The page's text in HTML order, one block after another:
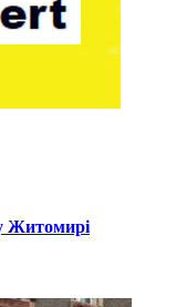
Житомирі